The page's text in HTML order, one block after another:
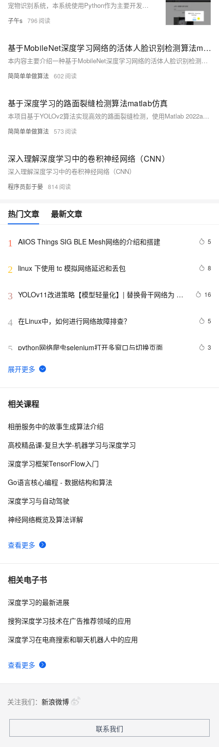
宠物识别系统，本系统使用Python作为主要开发语言，基于TensorFlow搭建卷积神经网络算法，并收集了37种常见的猫狗宠物种类数据集【'阿比西尼亚猫（Abyssinian）', '孟加拉猫（Bengal）', '暹罗猫（Birman）', '孟买猫（Bombay）', '英国短毛猫（British Shorthair）', '埃及猫（Egyptian Mau）', '缅因猫（Maine Coon）', '波斯猫（Persian）', '布偶猫（Ragdoll）', '俄罗斯蓝猫（Russian Blue）', '暹罗猫（Siamese）', '斯芬克斯猫（Sphynx）', '美国斗牛犬
子午s 796
基于MobileNet深度学习网络的活体人脸识别检测算法matlab仿真
本内容主要介绍一种基于MobileNet深度学习网络的活体人脸识别检测技术及MQAM调制类型识别方法。完整程序运行效果无水印，需使用Matlab2022a版本。核心代码包含详细中文注释与操作视频。理论概述中提到，传统人脸识别易受非活体攻击影响，而MobileNet通过轻量化的深度可分离卷积结构，在保证准确性的同时提升检测效率。活体人脸与非活体在纹理和光照上存在显著差异，MobileNet可有效提取人脸高级特征，为无线通信领域提供先进的调制类型识别方案。
简简单单做算法 602
基于深度学习的路面裂缝检测算法matlab仿真
本项目基于YOLOv2算法实现高效的路面裂缝检测，使用Matlab 2022a开发。完整程序运行效果无水印，核心代码配有详细中文注释及操作视频。通过深度学习技术，将目标检测转化为回归问题，直接预测裂缝位置和类别，大幅提升检测效率与准确性。适用于实时检测任务，确保道路安全维护。 简介涵盖了算法理论、数据集准备、网络训练及检测过程，采用Darknet-19卷积神经网络结构，结合随机梯度下降算法进行训练。
简简单单做算法 573
深入理解深度学习中的卷积神经网络（CNN）
深入理解深度学习中的卷积神经网络（CNN）
程序员彭于晏 814
热门文章 最新文章
1 AliOS Things SIG BLE Mesh网络的介绍和搭建 5
2 linux 下使用 tc 模拟网络延迟和丢包 8
3 YOLOv11改进策略【模型轻量化】| 替换骨干网络为
16
4 5
5 python网络爬虫selenium打开多窗口与切换页面 3
6 Android监听手机网络变化
7
8 企业运维训练营之云上网络原理和实战（第2期），助力
钥分配中心 KDC | 对称密钥分配 | 密钥分配协议 |
Kerberos 协议 )
10对比了思科和华为网络设备的基本配置、接口配置、
令
相关课程
查看更多
相册服务中的故事生成算法介绍
高校精品课-复旦大学-机器学习与深度学习
深度学习框架TensorFlow入门
Go语言核心编程 - 数据结构和算法
深度学习与自动驾驶
神经网络概览及算法详解
相关电子书
查看更多
深度学习的最新进展
搜狗深度学习技术在广告推荐领域的应用
深度学习在电商搜索和聊天机器人中的应用
关注我们： 新浪微博
联系我们